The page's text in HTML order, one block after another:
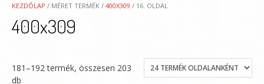
KEZDŐLAP / MÉRET TERMÉK / 400X309 / 16. OLDAL
400x309
181–192 termék, összesen 203
db